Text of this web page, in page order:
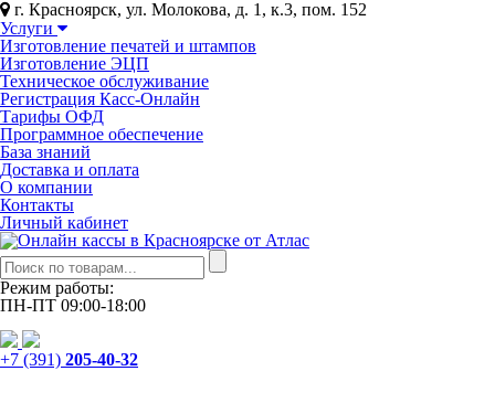
г. Красноярск, ул. Молокова, д. 1, к.3, пом. 152
Услуги
Изготовление печатей и штампов
Изготовление ЭЦП
Техническое обслуживание
Регистрация Касс-Онлайн
Тарифы ОФД
Программное обеспечение
База знаний
Доставка и оплата
О компании
Контакты
Личный кабинет
Режим работы:
ПН-ПТ 09:00-18:00
+7 (391) 205-40-32